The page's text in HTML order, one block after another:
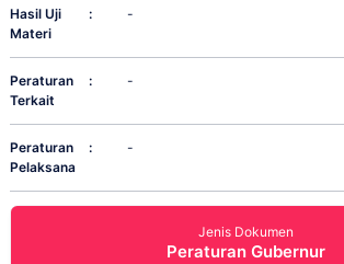
Hasil Uji
Materi
: -
Peraturan
Terkait
: -
Peraturan
Pelaksana
: -
Jenis Dokumen
Peraturan Gubernur